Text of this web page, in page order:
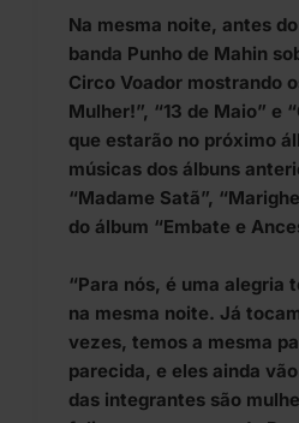
Na mesma noite, antes
banda Punho de Mahin
Circo Voador mostrando
Mulher!”, “13 de Maio” e
que estarão no próximo
músicas dos álbuns
“Madame Satã”,
do álbum “Embate e
“Para nós, é uma alegria
na mesma noite. Já
vezes, temos a mesma
parecida, e eles ainda
das integrantes são